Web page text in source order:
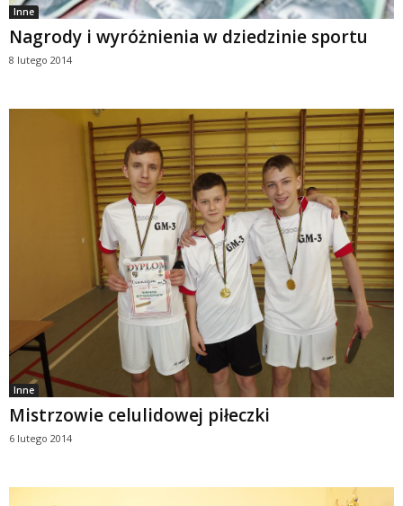
Inne
Nagrody i wyróżnienia w dziedzinie sportu
8 lutego 2014
Inne
Mistrzowie celulidowej piłeczki
6 lutego 2014